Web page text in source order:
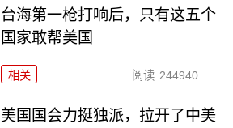
台海第一枪打响后，只有这五个
国家敢帮美国
相关 阅读 244940
美国国会力挺独派，拉开了中美